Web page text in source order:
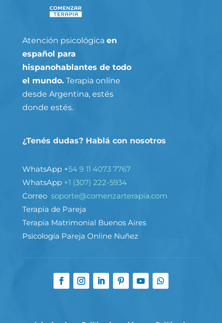
Atención psicológica en
español para
hispanohablantes de todo
el mundo.Terapia online
desde Argentina, estés
donde estés.
¿Tenés dudas? Hablá con nosotros
WhatsApp +54 9 11 4073 7767
WhatsApp +1 (307) 222-5934
Correo soporte@comenzarterapia.com
Terapia de Pareja
Terapia Matrimonial Buenos Aires
Psicología Pareja Online Nuñez